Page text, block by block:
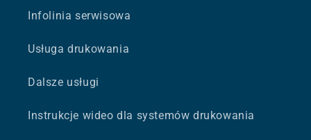
Infolinia serwisowa
Usługa drukowania
Dalsze usługi
Instrukcje wideo dla systemów drukowania